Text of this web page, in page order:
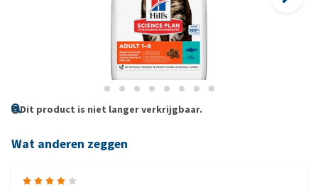
Dit product is niet langer verkrijgbaar.
Wat anderen zeggen